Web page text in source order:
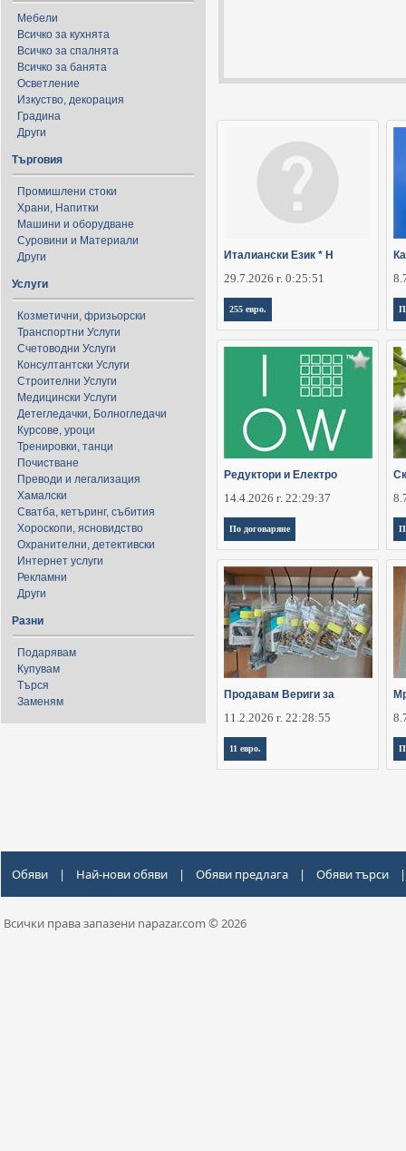
Мебели
Всичко за кухнята
Всичко за спалнята
Всичко за банята
Осветление
Изкуство, декорация
Градина
Други
Търговия
Промишлени стоки
Храни, Напитки
Машини и оборудване
Суровини и Материали
Други
Услуги
Козметични, фризьорски
Транспортни Услуги
Счетоводни Услуги
Консултантски Услуги
Строителни Услуги
Медицински Услуги
Детегледачки, Болногледачи
Курсове, уроци
Тренировки, танци
Почистване
Преводи и легализация
Хамалски
Сватба, кетъринг, събития
Хороскопи, ясновидство
Охранителни, детективски
Интернет услуги
Рекламни
Други
Разни
Подарявам
Купувам
Търся
Заменям
Италиански Език * Н
29.7.2026 г. 0:25:51
255 евро.
Редуктори и Електро
14.4.2026 г. 22:29:37
По договаряне
Продавам Вериги за
11.2.2026 г. 22:28:55
11 евро.
Обяви | Най-нови обяви | Обяви предлага | Обяви търси |
Всички права запазени napazar.com © 2026